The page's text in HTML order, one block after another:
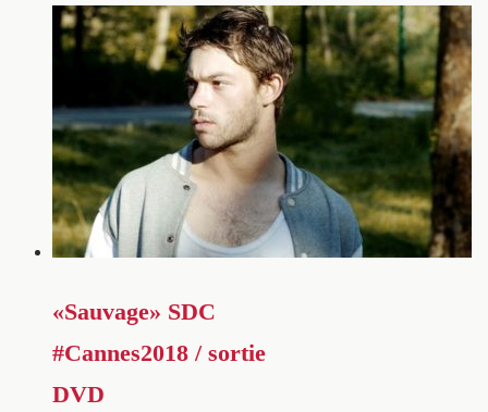
«Sauvage» SDC
#Cannes2018 / sortie
DVD